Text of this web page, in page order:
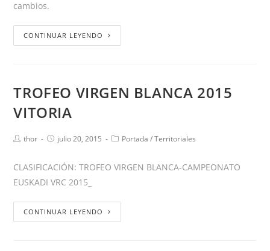
cambios.
CONTINUAR LEYENDO
TROFEO VIRGEN BLANCA 2015
VITORIA
thor julio 20, 2015 Portada / Territoriales
CLASIFICACIÓN: TROFEO VIRGEN BLANCA-CAMPEONATO
EUSKADI VRC 2015_
CONTINUAR LEYENDO